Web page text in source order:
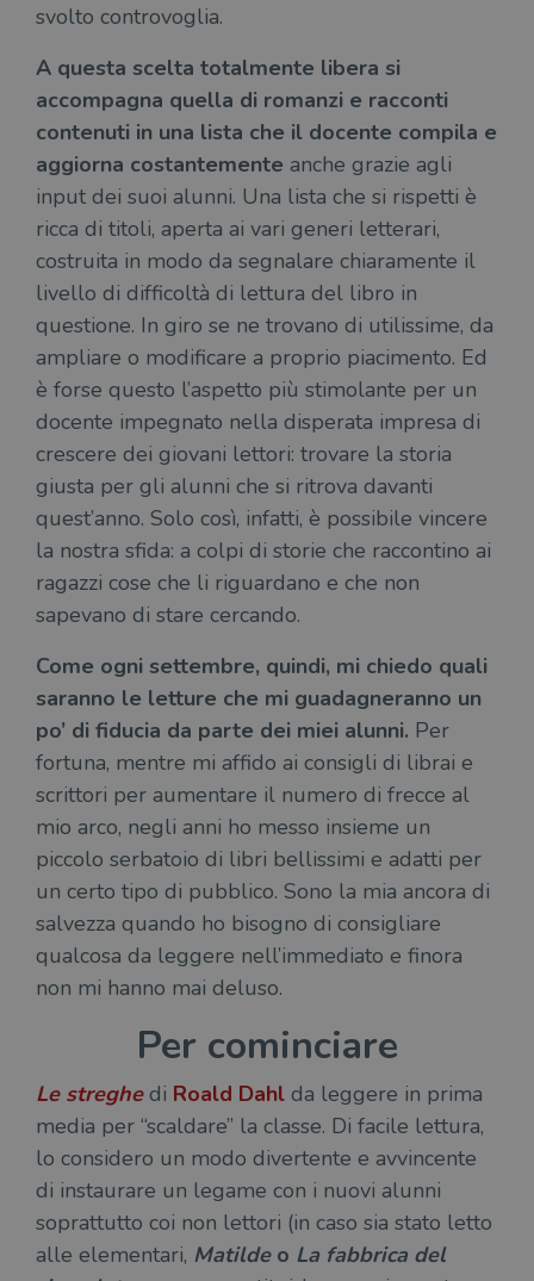
svolto controvoglia.
A questa scelta totalmente libera si
accompagna quella di romanzi e racconti
contenuti in una lista che il docente compila e
aggiorna costantemente anche grazie agli
input dei suoi alunni. Una lista che si rispetti è
ricca di titoli, aperta ai vari generi letterari,
costruita in modo da segnalare chiaramente il
livello di difficoltà di lettura del libro in
questione. In giro se ne trovano di utilissime, da
ampliare o modificare a proprio piacimento. Ed
è forse questo l’aspetto più stimolante per un
docente impegnato nella disperata impresa di
crescere dei giovani lettori: trovare la storia
giusta per gli alunni che si ritrova davanti
quest’anno. Solo così, infatti, è possibile vincere
la nostra sfida: a colpi di storie che raccontino ai
ragazzi cose che li riguardano e che non
sapevano di stare cercando.
Come ogni settembre, quindi, mi chiedo quali
saranno le letture che mi guadagneranno un
po’ di fiducia da parte dei miei alunni. Per
fortuna, mentre mi affido ai consigli di librai e
scrittori per aumentare il numero di frecce al
mio arco, negli anni ho messo insieme un
piccolo serbatoio di libri bellissimi e adatti per
un certo tipo di pubblico. Sono la mia ancora di
salvezza quando ho bisogno di consigliare
qualcosa da leggere nell’immediato e finora
non mi hanno mai deluso.
Per cominciare
Le streghedi Roald Dahl da leggere in prima
media per “scaldare” la classe. Di facile lettura,
lo considero un modo divertente e avvincente
di instaurare un legame con i nuovi alunni
soprattutto coi non lettori (in caso sia stato letto
alle elementari, Matilde o La fabbrica del